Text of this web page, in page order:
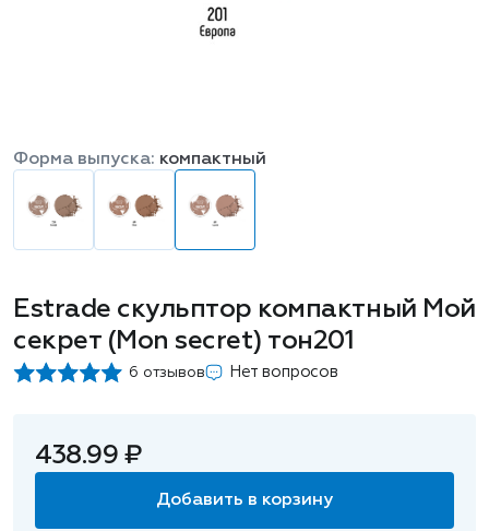
Estrade скульптор компактный Мой
секрет (Mon secret) тон201
6 отзывов Нет вопросов
Форма выпуска: компактный
438.99 ₽
Добавить в корзину